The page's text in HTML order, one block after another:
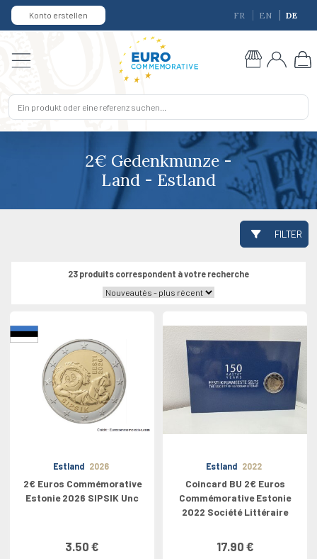
Konto erstellen FR EN DE
2€ Gedenkmunze -
Land - Estland
FILTER
23 produits correspondent à votre recherche
Estland 2026
2€ Euros Commémorative
Estonie 2026 SIPSIK Unc
3.50 €
Estland 2022
Coincard BU 2€ Euros
Commémorative Estonie
2022 Société Littéraire
17.90 €